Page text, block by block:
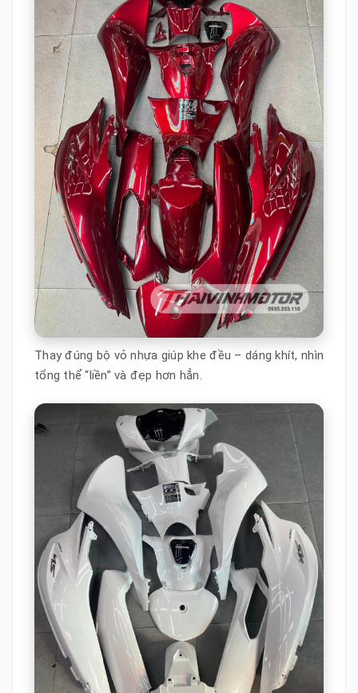
Thay đúng bộ vỏ nhựa giúp khe đều – dáng khít, nhìn
tổng thể “liền” và đẹp hơn hẳn.